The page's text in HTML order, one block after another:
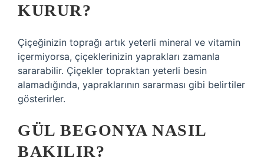
KURUR?
Çiçeğinizin toprağı artık yeterli mineral ve vitamin
içermiyorsa, çiçeklerinizin yaprakları zamanla
sararabilir. Çiçekler topraktan yeterli besin
alamadığında, yapraklarının sararması gibi belirtiler
gösterirler.
GÜL BEGONYA NASIL
BAKILIR?